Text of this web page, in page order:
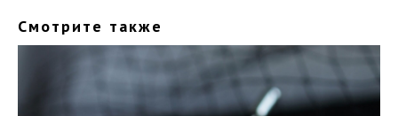
Смотрите также